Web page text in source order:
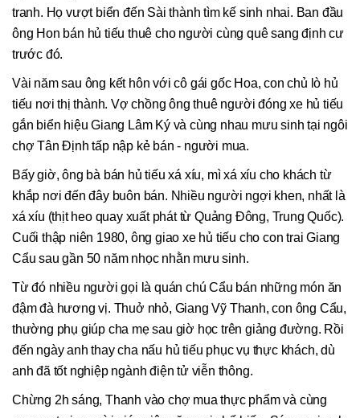
tranh. Họ vượt biển đến Sài thành tìm kế sinh nhai. Ban đầu
ông Hon bán hủ tiếu thuê cho người cùng quê sang định cư
trước đó.
Vài năm sau ông kết hôn với cô gái gốc Hoa, con chủ lò hủ
tiếu nơi thị thành. Vợ chồng ông thuê người đóng xe hủ tiếu
gắn biển hiệu Giang Lâm Ký và cùng nhau mưu sinh tại ngôi
chợ Tân Định tấp nập kẻ bán - người mua.
Bấy giờ, ông bà bán hủ tiếu xá xíu, mì xá xíu cho khách từ
khắp nơi đến đây buôn bán. Nhiều người ngợi khen, nhất là
xá xíu (thịt heo quay xuất phát từ Quảng Đông, Trung Quốc).
Cuối thập niên 1980, ông giao xe hủ tiếu cho con trai Giang
Cẩu sau gần 50 năm nhọc nhằn mưu sinh.
Từ đó nhiều người gọi là quán chú Cẩu bán những món ăn
đậm đà hương vị. Thuở nhỏ, Giang Vỹ Thanh, con ông Cẩu,
thường phụ giúp cha mẹ sau giờ học trên giảng đường. Rồi
đến ngày anh thay cha nấu hủ tiếu phục vụ thực khách, dù
anh đã tốt nghiệp ngành điện tử viễn thông.
Chừng 2h sáng, Thanh vào chợ mua thực phẩm và cùng